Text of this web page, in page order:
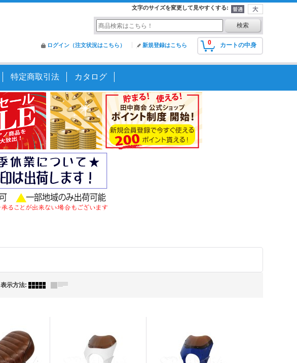
文字のサイズを変更して見やすくする:
0 カートの中身
ログイン（注文状況はこちら） 新規登録はこちら
特定商取引法 カタログ
表示方法: